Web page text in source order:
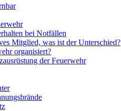
bei Notfällen
Mitglied, was ist der Unterschied?
organisiert?
der Feuerwehr